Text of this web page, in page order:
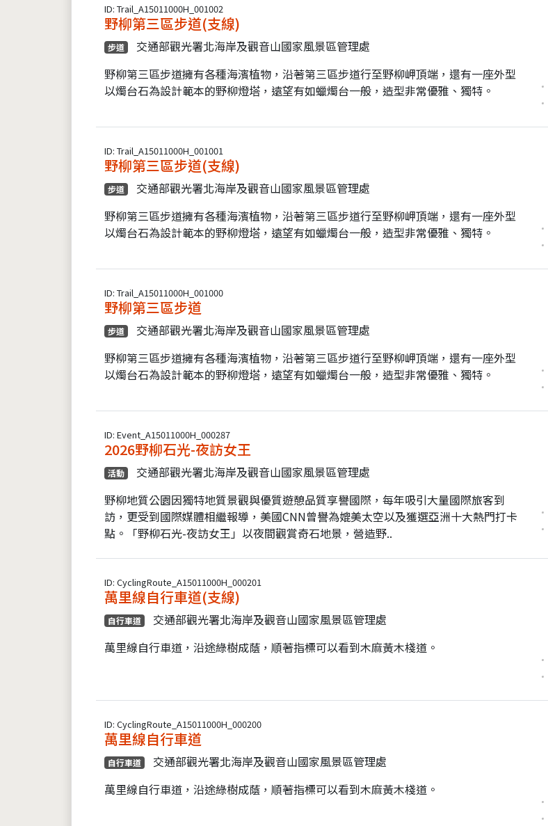
ID: Trail_A15011000H_001002
野柳第三區步道(支線)
步道
交通部觀光署北海岸及觀音山國家風景區管理處
野柳第三區步道擁有各種海濱植物，沿著第三區步道行至野柳岬頂端，還有一座外型
以燭台石為設計範本的野柳燈塔，遠望有如蠟燭台一般，造型非常優雅、獨特。
ID: Trail_A15011000H_001001
野柳第三區步道(支線)
步道
交通部觀光署北海岸及觀音山國家風景區管理處
野柳第三區步道擁有各種海濱植物，沿著第三區步道行至野柳岬頂端，還有一座外型
以燭台石為設計範本的野柳燈塔，遠望有如蠟燭台一般，造型非常優雅、獨特。
ID: Trail_A15011000H_001000
野柳第三區步道
步道
交通部觀光署北海岸及觀音山國家風景區管理處
野柳第三區步道擁有各種海濱植物，沿著第三區步道行至野柳岬頂端，還有一座外型
以燭台石為設計範本的野柳燈塔，遠望有如蠟燭台一般，造型非常優雅、獨特。
ID: Event_A15011000H_000287
2026野柳石光-夜訪女王
活動
交通部觀光署北海岸及觀音山國家風景區管理處
野柳地質公園因獨特地質景觀與優質遊憩品質享譽國際，每年吸引大量國際旅客到
訪，更受到國際媒體相繼報導，美國CNN曾譽為媲美太空以及獲選亞洲十大熱門打卡
點。「野柳石光-夜訪女王」以夜間觀賞奇石地景，營造野..
ID: CyclingRoute_A15011000H_000201
萬里線自行車道(支線)
自行車道
交通部觀光署北海岸及觀音山國家風景區管理處
萬里線自行車道，沿途綠樹成蔭，順著指標可以看到木麻黃木棧道。
ID: CyclingRoute_A15011000H_000200
萬里線自行車道
自行車道
交通部觀光署北海岸及觀音山國家風景區管理處
萬里線自行車道，沿途綠樹成蔭，順著指標可以看到木麻黃木棧道。